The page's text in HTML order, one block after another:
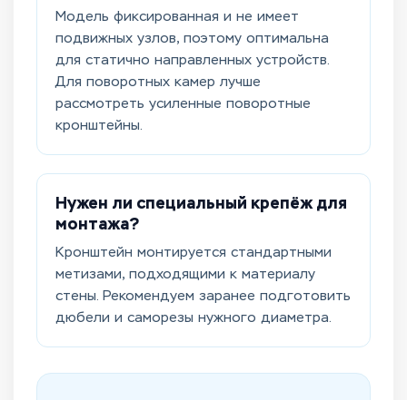
Модель фиксированная и не имеет
подвижных узлов, поэтому оптимальна
для статично направленных устройств.
Для поворотных камер лучше
рассмотреть усиленные поворотные
кронштейны.
Нужен ли специальный крепёж для
монтажа?
Кронштейн монтируется стандартными
метизами, подходящими к материалу
стены. Рекомендуем заранее подготовить
дюбели и саморезы нужного диаметра.